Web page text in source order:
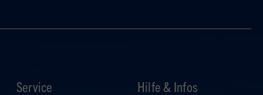
Service Hilfe & Infos